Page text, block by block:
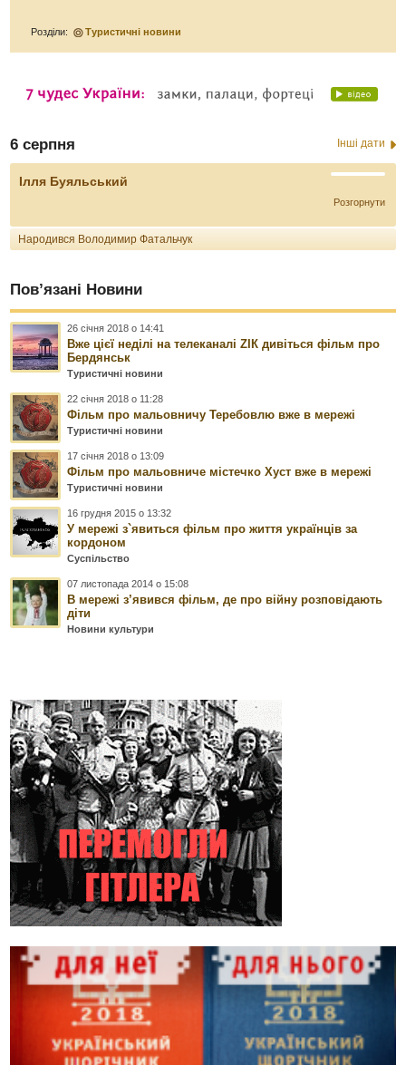
Розділи: Туристичні новини
6 серпня Інші дати
Ілля Буяльський
Розгорнути
Народився Володимир Фатальчук
Пов’язані Новини
26 січня 2018 о 14:41
Вже цієї неділі на телеканалі ZIК дивіться фільм про
Бердянськ
Туристичні новини
22 січня 2018 о 11:28
Фільм про мальовничу Теребовлю вже в мережі
Туристичні новини
17 січня 2018 о 13:09
Фільм про мальовниче містечко Хуст вже в мережі
Туристичні новини
16 грудня 2015 о 13:32
У мережі з`явиться фільм про життя українців за
кордоном
Суспільство
07 листопада 2014 о 15:08
В мережі з’явився фільм, де про війну розповідають
діти
Новини культури